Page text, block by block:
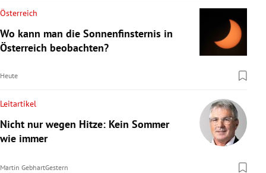
Österreich
Wo kann man die Sonnenfinsternis in
Österreich beobachten?
Heute
Leitartikel
Nicht nur wegen Hitze: Kein Sommer
wie immer
Martin GebhartGestern